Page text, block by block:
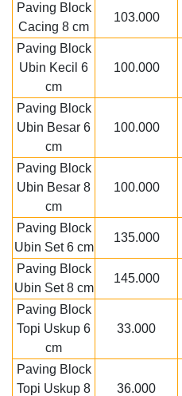
Paving Block
Cacing 8 cm
103.000
Paving Block
Ubin Kecil 6
cm
100.000
Paving Block
Ubin Besar 6
cm
100.000
Paving Block
Ubin Besar 8
cm
100.000
Paving Block
Ubin Set 6 cm
135.000
Paving Block
Ubin Set 8 cm
145.000
Paving Block
Topi Uskup 6
cm
33.000
Paving Block
Topi Uskup 8
36.000